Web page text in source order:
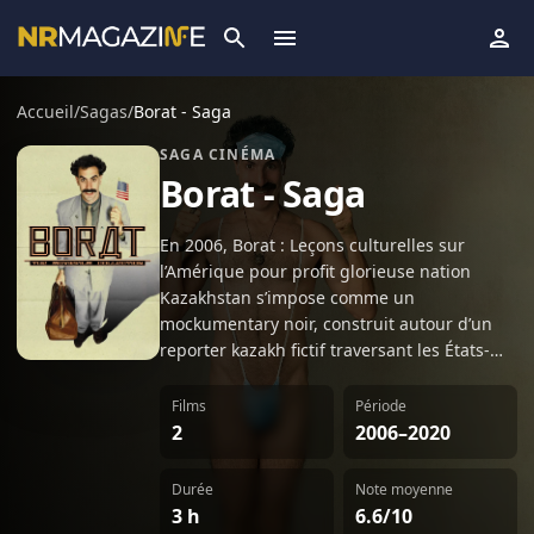
Accueil/Sagas/Borat - Saga
SAGA CINÉMA
Borat - Saga
En 2006, Borat : Leçons culturelles sur
l’Amérique pour profit glorieuse nation
Kazakhstan s’impose comme un
mockumentary noir, construit autour d’un
reporter kazakh fictif traversant les États-
Unis sur commande de son ministère. Le
principe est simple : filmer des rencontres
jugées “authentiques” et exploiter les
largement non scénarisées. En 2020, Borat
Subsequent Moviefilm reprend le même
Films
2
Période
2006–2020
Durée
3 h
Note moyenne
6.6/10